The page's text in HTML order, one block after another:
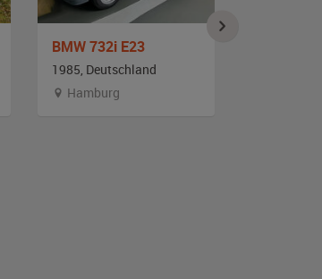
BMW 732i E23
1985, Deutschland
Hamburg